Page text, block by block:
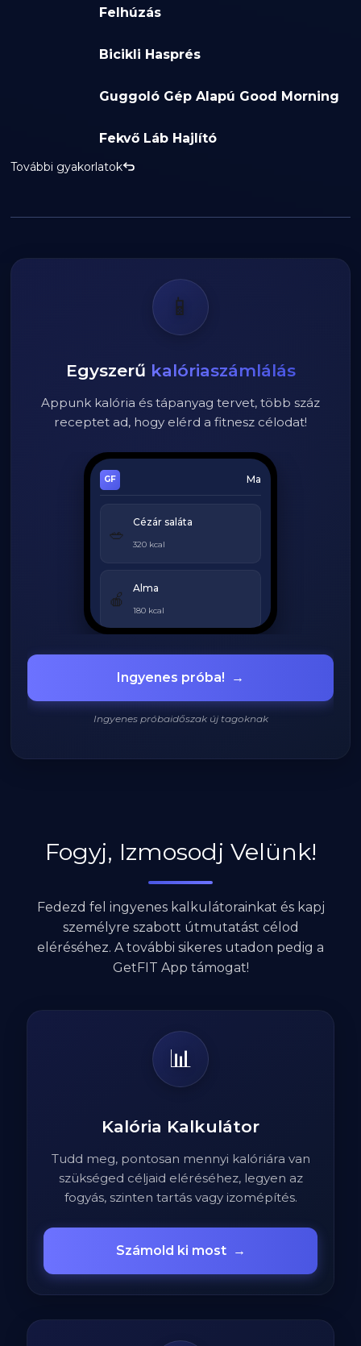
Felhúzás
Bicikli Hasprés
Guggoló Gép Alapú Good Morning
Fekvő Láb Hajlító
További gyakorlatok
📱
Egyszerű kalóriaszámlálás
Appunk kalória és tápanyag tervet, több száz
receptet ad, hogy elérd a fitnesz célodat!
Ma
🥗
Cézár saláta
320 kcal
🍎
Alma
180 kcal
Grillezett csirke
420 kcal
Ingyenes próba! →
Ingyenes próbaidőszak új tagoknak
Fogyj, Izmosodj Velünk!
Fedezd fel ingyenes kalkulátorainkat és kapj
személyre szabott útmutatást célod
eléréséhez. A további sikeres utadon pedig a
GetFIT App támogat!
📊
Kalória Kalkulátor
Tudd meg, pontosan mennyi kalóriára van
szükséged céljaid eléréséhez, legyen az
fogyás, szinten tartás vagy izomépítés.
Számold ki most →